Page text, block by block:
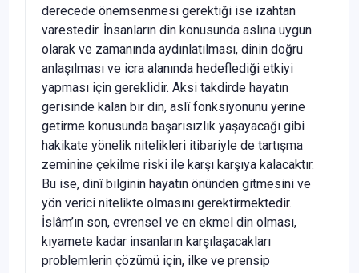
derecede önemsenmesi gerektiği ise izahtan
varestedir. İnsanların din konusunda aslına uygun
olarak ve zamanında aydınlatılması, dinin doğru
anlaşılması ve icra alanında hedeflediği etkiyi
yapması için gereklidir. Aksi takdirde hayatın
gerisinde kalan bir din, aslî fonksiyonunu yerine
getirme konusunda başarısızlık yaşayacağı gibi
hakikate yönelik nitelikleri itibariyle de tartışma
zeminine çekilme riski ile karşı karşıya kalacaktır.
Bu ise, dinî bilginin hayatın önünden gitmesini ve
yön verici nitelikte olmasını gerektirmektedir.
İslâm’ın son, evrensel ve en ekmel din olması,
kıyamete kadar insanların karşılaşacakları
problemlerin çözümü için, ilke ve prensip